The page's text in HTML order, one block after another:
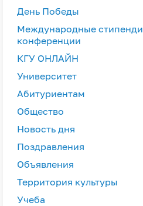
День Победы
Международные
конференции
КГУ ОНЛАЙН
Университет
Абитуриентам
Общество
Новость дня
Поздравления
Объявления
Территория культуры
Учеба